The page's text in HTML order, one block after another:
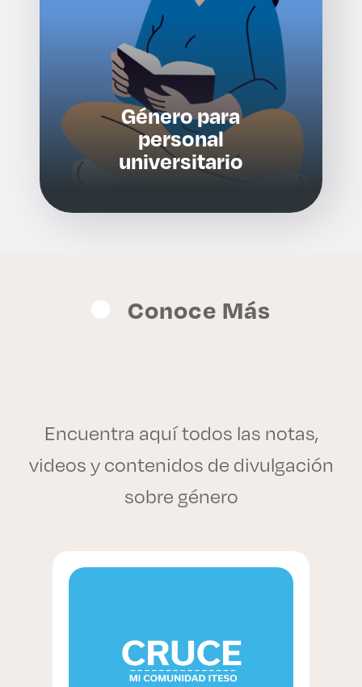
Género para
personal
universitario
Conoce Más
Encuentra aquí todos las notas,
videos y contenidos de divulgación
sobre género